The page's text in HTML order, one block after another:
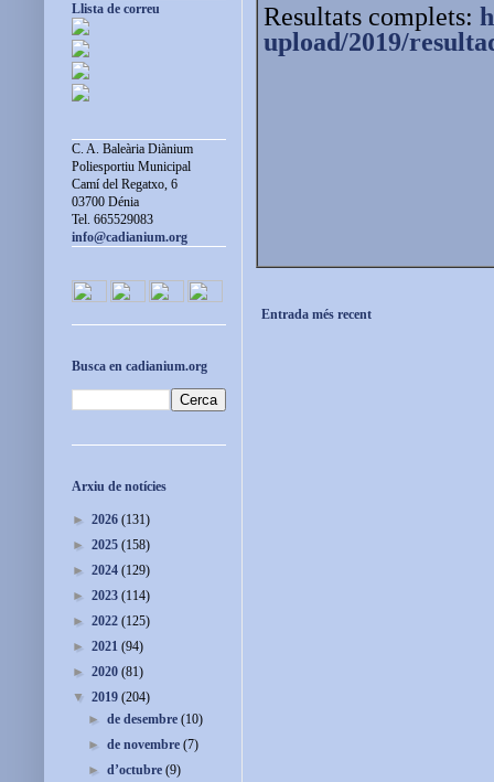
Resultats complets:
upload/2019/
Entrada més recent
Llista de correu
C. A. Baleària Diànium
Poliesportiu Municipal
Camí del Regatxo, 6
03700 Dénia
Tel. 665529083
info@cadianium.org
Busca en cadianium.org
Arxiu de notícies
► 2026 (131)
► 2025 (158)
► 2024 (129)
► 2023 (114)
► 2022 (125)
► 2021 (94)
► 2020 (81)
▼ 2019 (204)
►de desembre(10)
►de novembre(7)
►d’octubre(9)